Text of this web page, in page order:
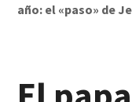
año: el «paso» de